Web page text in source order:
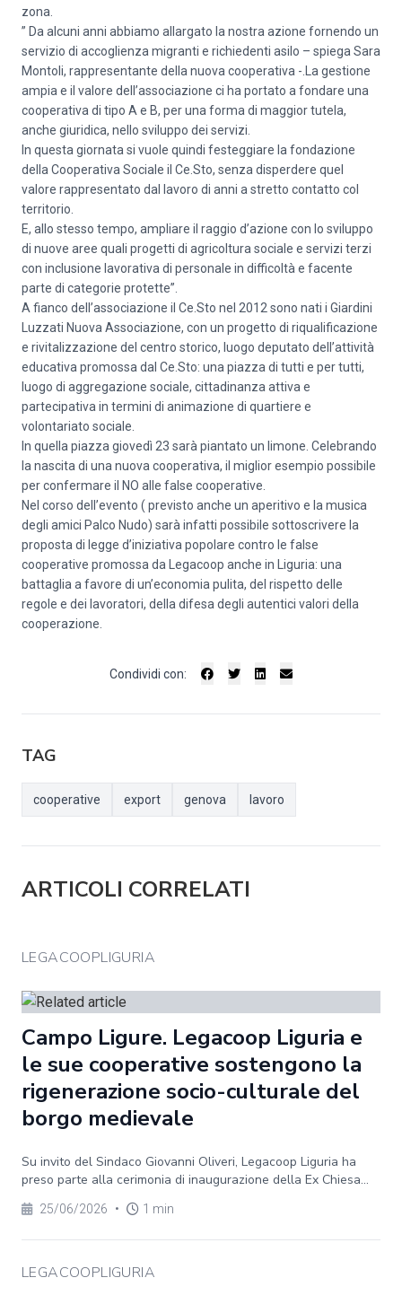
zona.
” Da alcuni anni abbiamo allargato la nostra azione fornendo un
servizio di accoglienza migranti e richiedenti asilo – spiega Sara
Montoli, rappresentante della nuova cooperativa -.La gestione
ampia e il valore dell’associazione ci ha portato a fondare una
cooperativa di tipo A e B, per una forma di maggior tutela,
anche giuridica, nello sviluppo dei servizi.
In questa giornata si vuole quindi festeggiare la fondazione
della Cooperativa Sociale il Ce.Sto, senza disperdere quel
valore rappresentato dal lavoro di anni a stretto contatto col
territorio.
E, allo stesso tempo, ampliare il raggio d’azione con lo sviluppo
di nuove aree quali progetti di agricoltura sociale e servizi terzi
con inclusione lavorativa di personale in difficoltà e facente
parte di categorie protette”.
A fianco dell’associazione il Ce.Sto nel 2012 sono nati i Giardini
Luzzati Nuova Associazione, con un progetto di riqualificazione
e rivitalizzazione del centro storico, luogo deputato dell’attività
educativa promossa dal Ce.Sto: una piazza di tutti e per tutti,
luogo di aggregazione sociale, cittadinanza attiva e
partecipativa in termini di animazione di quartiere e
volontariato sociale.
In quella piazza giovedì 23 sarà piantato un limone. Celebrando
la nascita di una nuova cooperativa, il miglior esempio possibile
per confermare il NO alle false cooperative.
Nel corso dell’evento ( previsto anche un aperitivo e la musica
degli amici Palco Nudo) sarà infatti possibile sottoscrivere la
proposta di legge d’iniziativa popolare contro le false
cooperative promossa da Legacoop anche in Liguria: una
battaglia a favore di un’economia pulita, del rispetto delle
regole e dei lavoratori, della difesa degli autentici valori della
cooperazione.
Condividi con:
TAG
cooperative export genova lavoro
ARTICOLI CORRELATI
LEGACOOPLIGURIA
Campo Ligure. Legacoop Liguria e
le sue cooperative sostengono la
rigenerazione socio-culturale del
borgo medievale
Su invito del Sindaco Giovanni Oliveri, Legacoop Liguria ha
preso parte alla cerimonia di inaugurazione della Ex Chiesa...
25/06/2026 • 1 min
LEGACOOPLIGURIA